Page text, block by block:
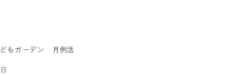
もガーデン 月例活